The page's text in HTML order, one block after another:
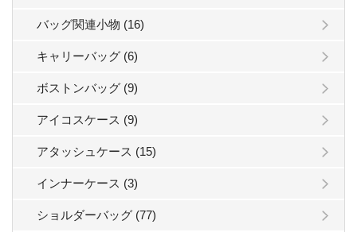
バッグ関連小物 (16)
キャリーバッグ (6)
ボストンバッグ (9)
アイコスケース (9)
アタッシュケース (15)
インナーケース (3)
ショルダーバッグ (77)